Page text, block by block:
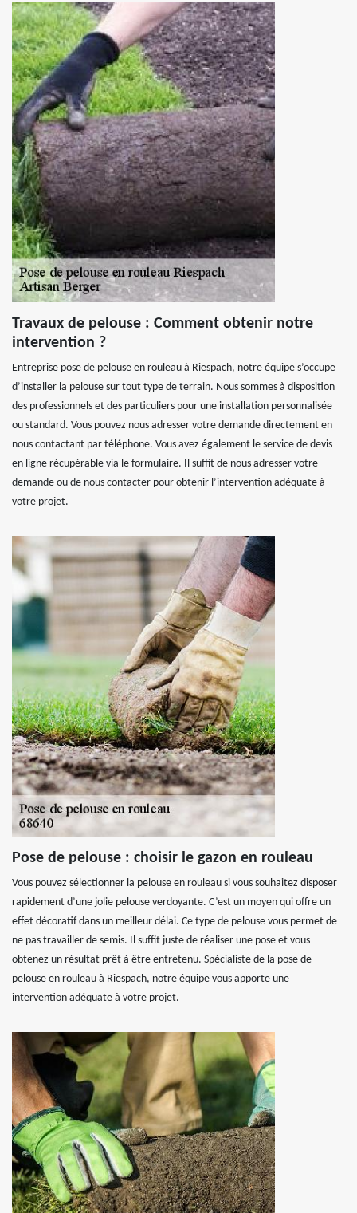
Travaux de pelouse : Comment obtenir notre
intervention ?
Entreprise pose de pelouse en rouleau à Riespach, notre équipe s’occupe
d’installer la pelouse sur tout type de terrain. Nous sommes à disposition
des professionnels et des particuliers pour une installation personnalisée
ou standard. Vous pouvez nous adresser votre demande directement en
nous contactant par téléphone. Vous avez également le service de devis
en ligne récupérable via le formulaire. Il suffit de nous adresser votre
demande ou de nous contacter pour obtenir l’intervention adéquate à
votre projet.
Pose de pelouse : choisir le gazon en rouleau
Vous pouvez sélectionner la pelouse en rouleau si vous souhaitez disposer
rapidement d’une jolie pelouse verdoyante. C’est un moyen qui offre un
effet décoratif dans un meilleur délai. Ce type de pelouse vous permet de
ne pas travailler de semis. Il suffit juste de réaliser une pose et vous
obtenez un résultat prêt à être entretenu. Spécialiste de la pose de
pelouse en rouleau à Riespach, notre équipe vous apporte une
intervention adéquate à votre projet.